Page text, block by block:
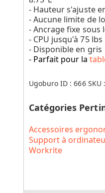
- Hauteur s'ajuste
- Aucune limite de
- Ancrage fixe sous
- CPU jusqu'à 75 lbs
- Disponible en gris
- Parfait pour la
Ugoburo ID :666 SKU
Catégories
Accessoires
Support à
Workrite